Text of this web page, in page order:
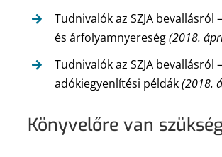
Tudnivalók az SZJA bevallásról
és árfolyamnyereség(2018.
Tudnivalók az SZJA bevallásról
adókiegyenlítési példák(2018.
Könyvelőre van